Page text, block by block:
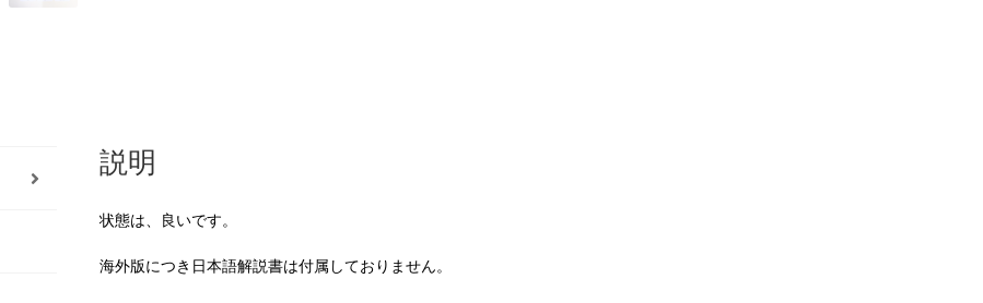
説明
状態は、良いです。
海外版につき日本語解説書は付属しておりません。